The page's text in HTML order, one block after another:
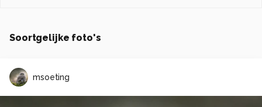
Soortgelijke foto's
msoeting